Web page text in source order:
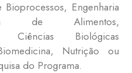
Engenharia
de Alimentos,
Ciências Biológicas
Nutrição ou
do Programa.